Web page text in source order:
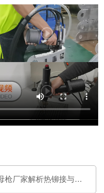
禅瑞自动铆螺母枪厂家解析热铆接与冷铆接区